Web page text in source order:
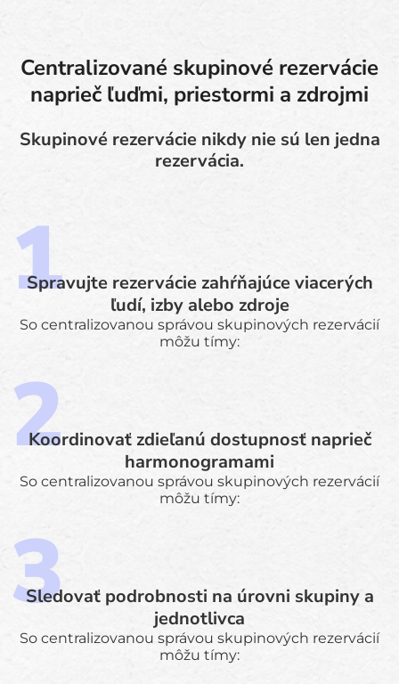
Centralizované skupinové rezervácie
naprieč ľuďmi, priestormi a zdrojmi
Skupinové rezervácie nikdy nie sú len jedna
rezervácia.
Spravujte rezervácie zahŕňajúce viacerých
ľudí, izby alebo zdroje
So centralizovanou správou skupinových rezervácií
môžu tímy:
Koordinovať zdieľanú dostupnosť naprieč
harmonogramami
So centralizovanou správou skupinových rezervácií
môžu tímy:
Sledovať podrobnosti na úrovni skupiny a
jednotlivca
So centralizovanou správou skupinových rezervácií
môžu tímy: